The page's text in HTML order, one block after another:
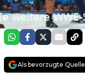
Als bevorzugte